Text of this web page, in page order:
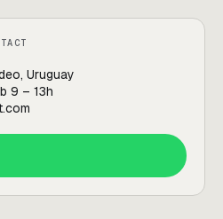
Uruguay
9 – 13h